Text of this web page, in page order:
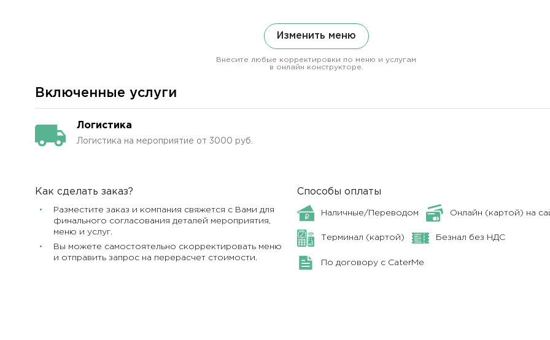
Изменить меню
Внесите любые корректировки по меню и услугам
в онлайн конструкторе.
Включенные услуги
Логистика
Логистика на мероприятие от 3000 руб.
Как сделать заказ?
Разместите заказ и компания свяжется с Вами для
финального согласования деталей мероприятия,
меню и услуг.
Вы можете самостоятельно скорректировать меню
и отправить запрос на перерасчет стоимости.
Способы оплаты
Наличные/Переводом Онлайн (картой) на
Терминал (картой) Безнал без НДС
По договору с CaterMe